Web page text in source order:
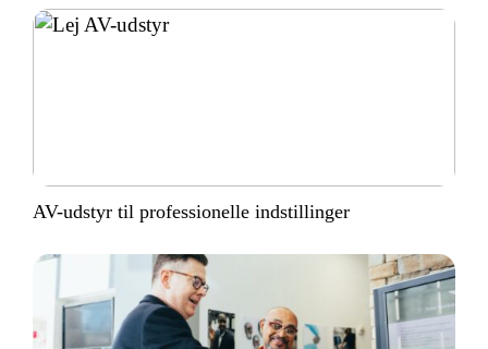
AV-udstyr til professionelle indstillinger